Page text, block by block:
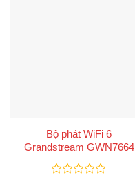
Bộ phát WiFi 6
Grandstream GWN7664